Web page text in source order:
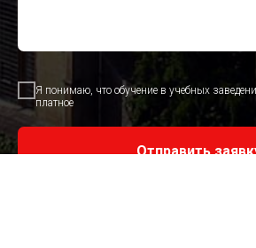
Я понимаю, что обучение в учебных
платное
Отправить